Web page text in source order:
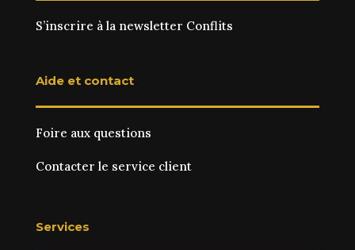
S’inscrire à la newsletter Conflits
Aide et contact
Foire aux questions
Contacter le service client
Services